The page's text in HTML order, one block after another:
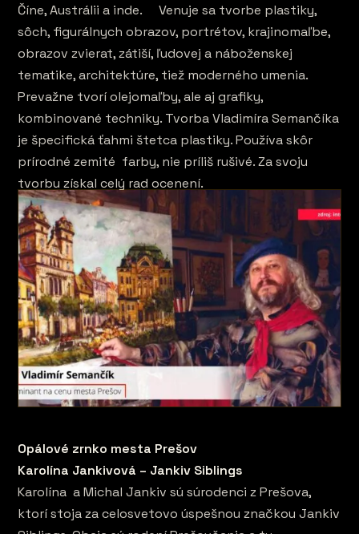
Číne, Austrálii a inde. Venuje sa tvorbe plastiky,
sôch, figurálnych obrazov, portrétov, krajinomaľbe,
obrazov zvierat, zátiší, ľudovej a náboženskej
tematike, architektúre, tiež moderného umenia.
Prevažne tvorí olejomaľby, ale aj grafiky,
kombinované techniky. Tvorba Vladimíra Semančíka
je špecifická ťahmi štetca plastiky. Používa skôr
prírodné zemité farby, nie príliš rušivé. Za svoju
tvorbu získal celý rad ocenení.
Opálové zrnko mesta Prešov
Karolína Jankivová – Jankiv Siblings
Karolína a Michal Jankiv sú súrodenci z Prešova,
ktorí stoja za celosvetovo úspešnou značkou Jankiv